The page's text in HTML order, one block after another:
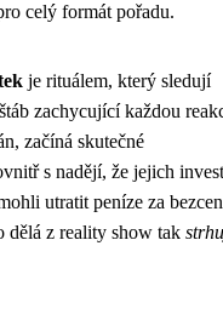
celý formát pořadu.
je rituálem, který sledují
zachycující každou
začíná skutečné
s nadějí, že jejich
utratit peníze za
dělá z reality show tak